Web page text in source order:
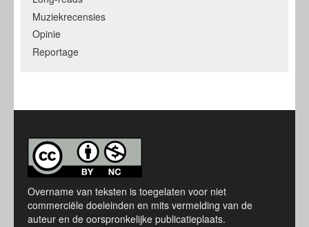
Muziekrecensies
Opinie
Reportage
Overname van teksten is toegelaten voor niet
commerciële doeleinden en mits vermelding van de
auteur en de oorspronkelijke publicatieplaats.